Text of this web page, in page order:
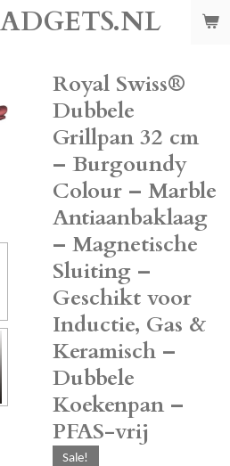
Royal Swiss®
Dubbele
Grillpan 32 cm
– Burgoundy
Colour – Marble
Antiaanbaklaag
– Magnetische
Sluiting –
Geschikt voor
Inductie, Gas &
Keramisch –
Dubbele
Koekenpan –
PFAS-vrij
Sale!